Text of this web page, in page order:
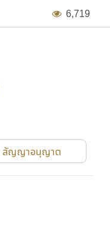
6,719
สัญญาอนุญาต